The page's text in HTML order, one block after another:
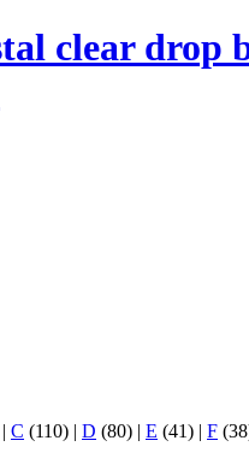
| C (110) | D (80) | E (41) | F